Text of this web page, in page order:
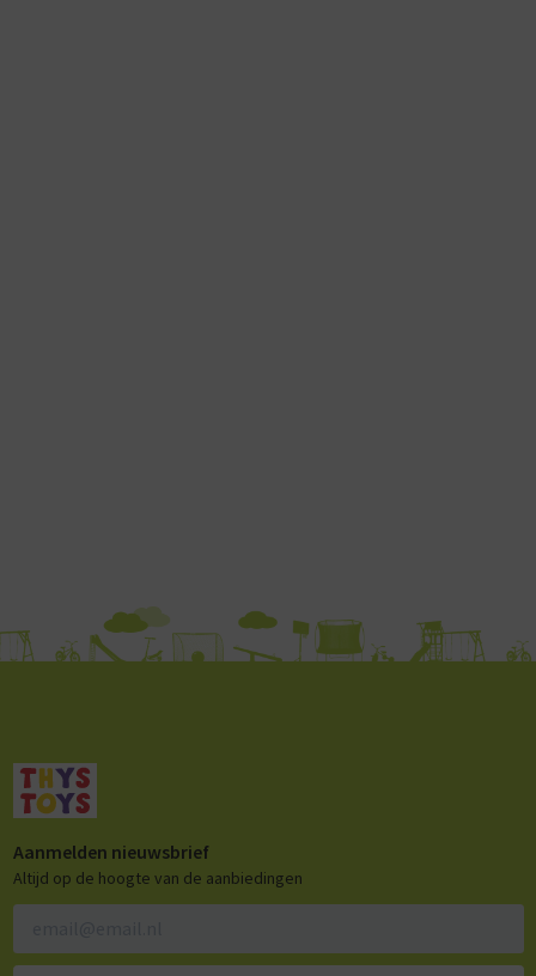
Aanmelden nieuwsbrief
Altijd op de hoogte van de aanbiedingen